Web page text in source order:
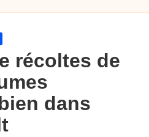
récoltes de
dans